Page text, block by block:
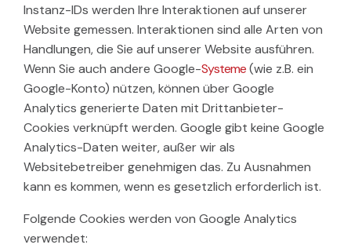
Instanz-IDs werden Ihre Interaktionen auf unserer
Website gemessen. Interaktionen sind alle Arten von
Handlungen, die Sie auf unserer Website ausführen.
Wenn Sie auch andere Google-Systeme(wie z.B. ein
Google-Konto) nützen, können über Google
Analytics generierte Daten mit Drittanbieter-
Cookies verknüpft werden. Google gibt keine Google
Analytics-Daten weiter, außer wir als
Websitebetreiber genehmigen das. Zu Ausnahmen
kann es kommen, wenn es gesetzlich erforderlich ist.
Folgende Cookies werden von Google Analytics
verwendet: